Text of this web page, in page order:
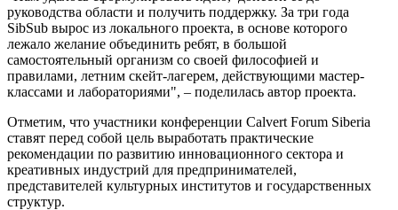
руководства области и получить поддержку. За три года
SibSub вырос из локального проекта, в основе которого
лежало желание объединить ребят, в большой
самостоятельный организм со своей философией и
правилами, летним скейт-лагерем, действующими мастер-
классами и лабораториями", – поделилась автор проекта.
Отметим, что участники конференции Calvert Forum Siberia
ставят перед собой цель выработать практические
рекомендации по развитию инновационного сектора и
креативных индустрий для предпринимателей,
представителей культурных институтов и государственных
структур.